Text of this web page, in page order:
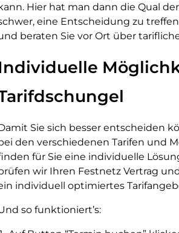
Hier hat man dann die Qual
eine Entscheidung zu
beraten Sie vor Ort über
Sie sich besser entscheiden
den verschiedenen Tarifen und
für Sie eine individuelle
wir Ihren Festnetz Vertrag
individuell optimiertes
so funktioniert’s: